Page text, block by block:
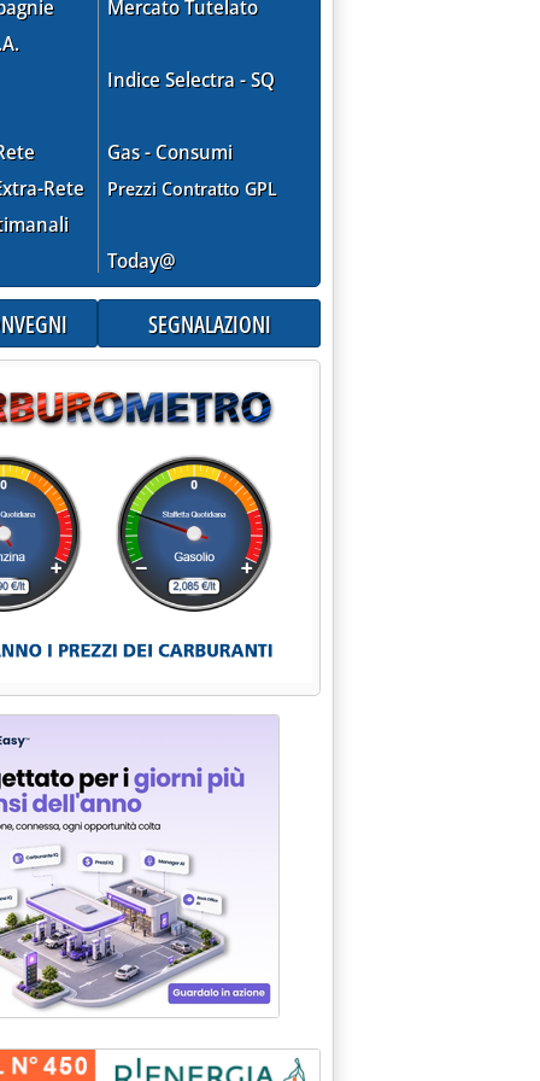
Rete
Mercato Tutelato
Indice Selectra - SQ
Gas - Consumi
Prezzi Contratto GPL
Today@
SEGNALAZIONI